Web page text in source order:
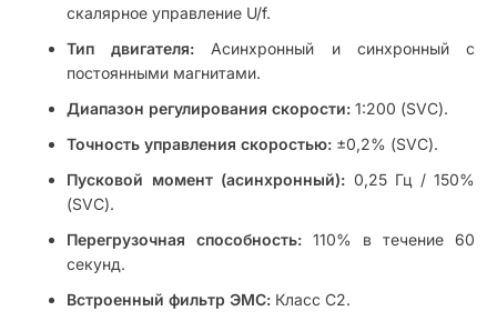
скалярное управление U/f.
Тип двигателя: Асинхронный и синхронный с
постоянными магнитами.
Диапазон регулирования скорости: 1:200 (SVC).
Точность управления скоростью: ±0,2% (SVC).
Пусковой момент (асинхронный): 0,25 Гц / 150%
(SVC).
Перегрузочная способность: 110% в течение 60
секунд.
Встроенный фильтр ЭМС: Класс C2.